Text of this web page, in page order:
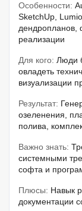
Особенности:
SketchUp,
дендропланов,
реализации
Для кого: Люди
овладеть
визуализации
Результат:
озеленения,
полива,
Важно знать:
системными
софта и
Плюсы: Навык
документации